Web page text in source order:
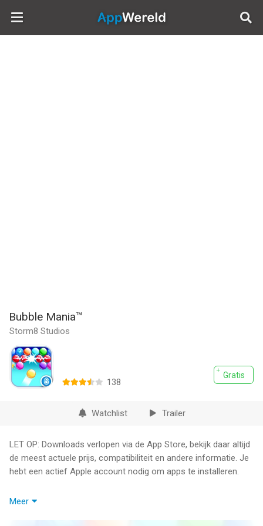
AppWereld
Bubble Mania™
Storm8 Studios
Gratis
138
Watchlist Trailer
LET OP: Downloads verlopen via de App Store, bekijk daar altijd
de meest actuele prijs, compatibiliteit en andere informatie. Je
hebt een actief Apple account nodig om apps te installeren.
Blast into summer with Bubble Mania, a puzzle-popping
Meer